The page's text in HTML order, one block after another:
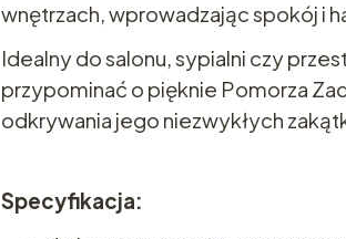
wnętrzach, wprowadzając spokój i
Idealny do salonu, sypialni czy
przypominać o pięknie Pomorza
odkrywania jego niezwykłych
Specyfikacja: